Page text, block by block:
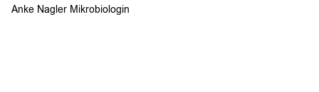
Anke Nagler Mikrobiologin